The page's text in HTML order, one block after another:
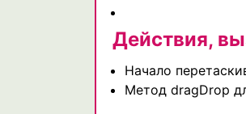
Действия,
Начало
Метод dragDrop